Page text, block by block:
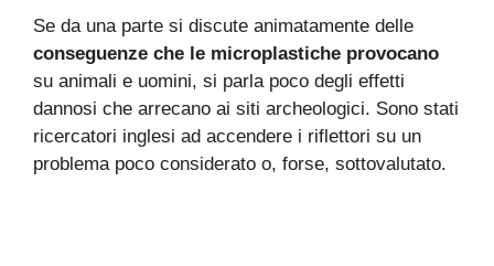
Se da una parte si discute animatamente delle
conseguenze che le microplastiche provocano
su animali e uomini, si parla poco degli effetti
dannosi che arrecano ai siti archeologici. Sono stati
ricercatori inglesi ad accendere i riflettori su un
problema poco considerato o, forse, sottovalutato.